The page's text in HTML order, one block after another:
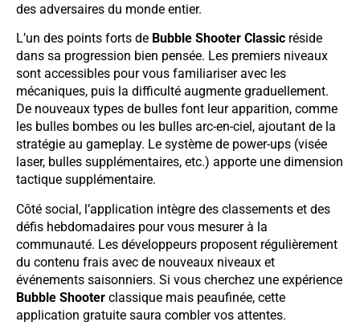
des adversaires du monde entier.
L’un des points forts de Bubble Shooter Classic réside
dans sa progression bien pensée. Les premiers niveaux
sont accessibles pour vous familiariser avec les
mécaniques, puis la difficulté augmente graduellement.
De nouveaux types de bulles font leur apparition, comme
les bulles bombes ou les bulles arc-en-ciel, ajoutant de la
stratégie au gameplay. Le système de power-ups (visée
laser, bulles supplémentaires, etc.) apporte une dimension
tactique supplémentaire.
Côté social, l’application intègre des classements et des
défis hebdomadaires pour vous mesurer à la
communauté. Les développeurs proposent régulièrement
du contenu frais avec de nouveaux niveaux et
événements saisonniers. Si vous cherchez une expérience
Bubble Shooter classique mais peaufinée, cette
application gratuite saura combler vos attentes.